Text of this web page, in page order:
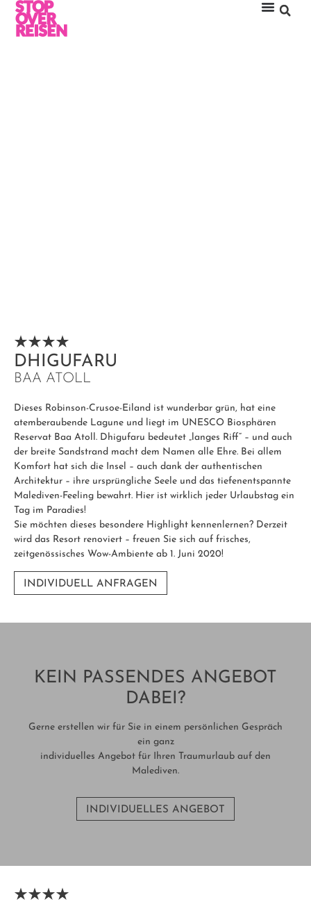
DHIGUFARU
BAA ATOLL
Dieses Robinson-Crusoe-Eiland ist wunderbar grün, hat eine
atemberaubende Lagune und liegt im UNESCO Biosphären
Reservat Baa Atoll. Dhigufaru bedeutet „langes Riff“ – und auch
der breite Sandstrand macht dem Namen alle Ehre. Bei allem
Komfort hat sich die Insel – auch dank der authentischen
Architektur – ihre ursprüngliche Seele und das tiefenentspannte
Malediven-Feeling bewahrt. Hier ist wirklich jeder Urlaubstag ein
Tag im Paradies!
Sie möchten dieses besondere Highlight kennenlernen? Derzeit
wird das Resort renoviert – freuen Sie sich auf frisches,
zeitgenössisches Wow-Ambiente ab 1. Juni 2020!
INDIVIDUELL ANFRAGEN
KEIN PASSENDES ANGEBOT
DABEI?
Gerne erstellen wir für Sie in einem persönlichen Gespräch
ein ganz
individuelles Angebot für Ihren Traumurlaub auf den
Malediven.
INDIVIDUELLES ANGEBOT